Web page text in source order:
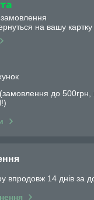
на вашу картку
до 500грн,
впродовж 14 днів за